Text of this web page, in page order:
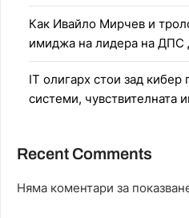
Как Ивайло Мирчев и
имиджа на лидера на ДПС
IT олигарх стои зад
системи, чувствителната
Recent Comments
Няма коментари за